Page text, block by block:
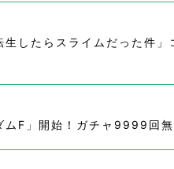
生したらスライムだった件」
F」開始！ガチャ9999回無